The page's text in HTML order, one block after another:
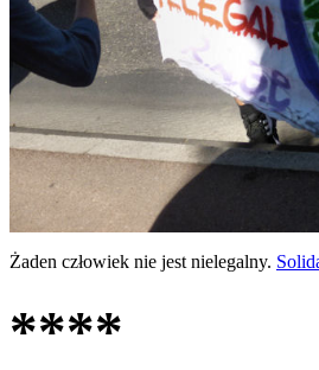
Żaden człowiek nie jest nielegalny.
****